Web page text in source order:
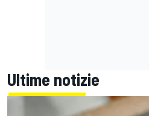
Ultime notizie